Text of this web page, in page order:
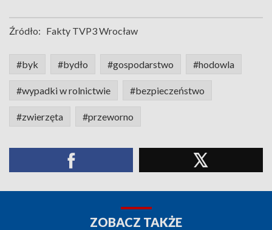
Źródło: Fakty TVP3 Wrocław
#byk #bydło #gospodarstwo #hodowla
#wypadki w rolnictwie #bezpieczeństwo
#zwierzęta #przeworno
ZOBACZ TAKŻE